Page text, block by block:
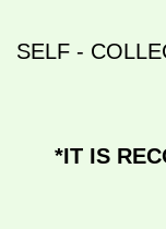
SELF -
*IT IS